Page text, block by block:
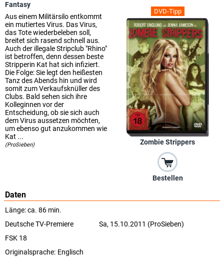
DVD-Tipp
Zombie Strippers
Bestellen
Fantasy
Aus einem Militärsilo entkommt
ein mutiertes Virus. Das Virus,
das Tote wiederbeleben soll,
breitet sich rasend schnell aus.
Auch der illegale Stripclub "Rhino"
ist betroffen, denn dessen beste
Stripperin Kat hat sich infiziert.
Die Folge: Sie legt den heißesten
Tanz des Abends hin und wird
somit zum Verkaufsknüller des
Clubs. Bald sehen sich ihre
Kolleginnen vor der
Entscheidung, ob sie sich auch
dem Virus aussetzen möchten,
um ebenso gut anzukommen wie
Kat ...
(ProSieben)
Daten
Länge: ca. 86 min.
Deutsche TV-Premiere
Sa, 15.10.2011 (ProSieben)
FSK 18
Originalsprache: Englisch